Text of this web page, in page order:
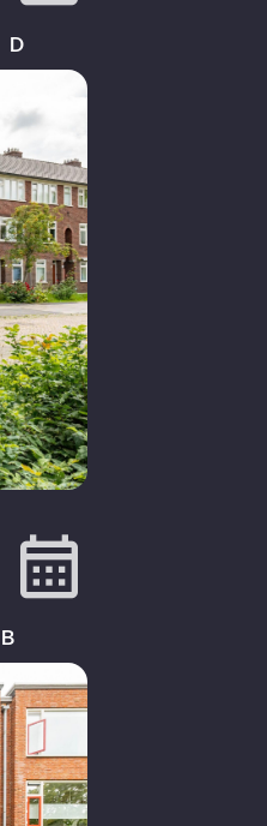
D
B